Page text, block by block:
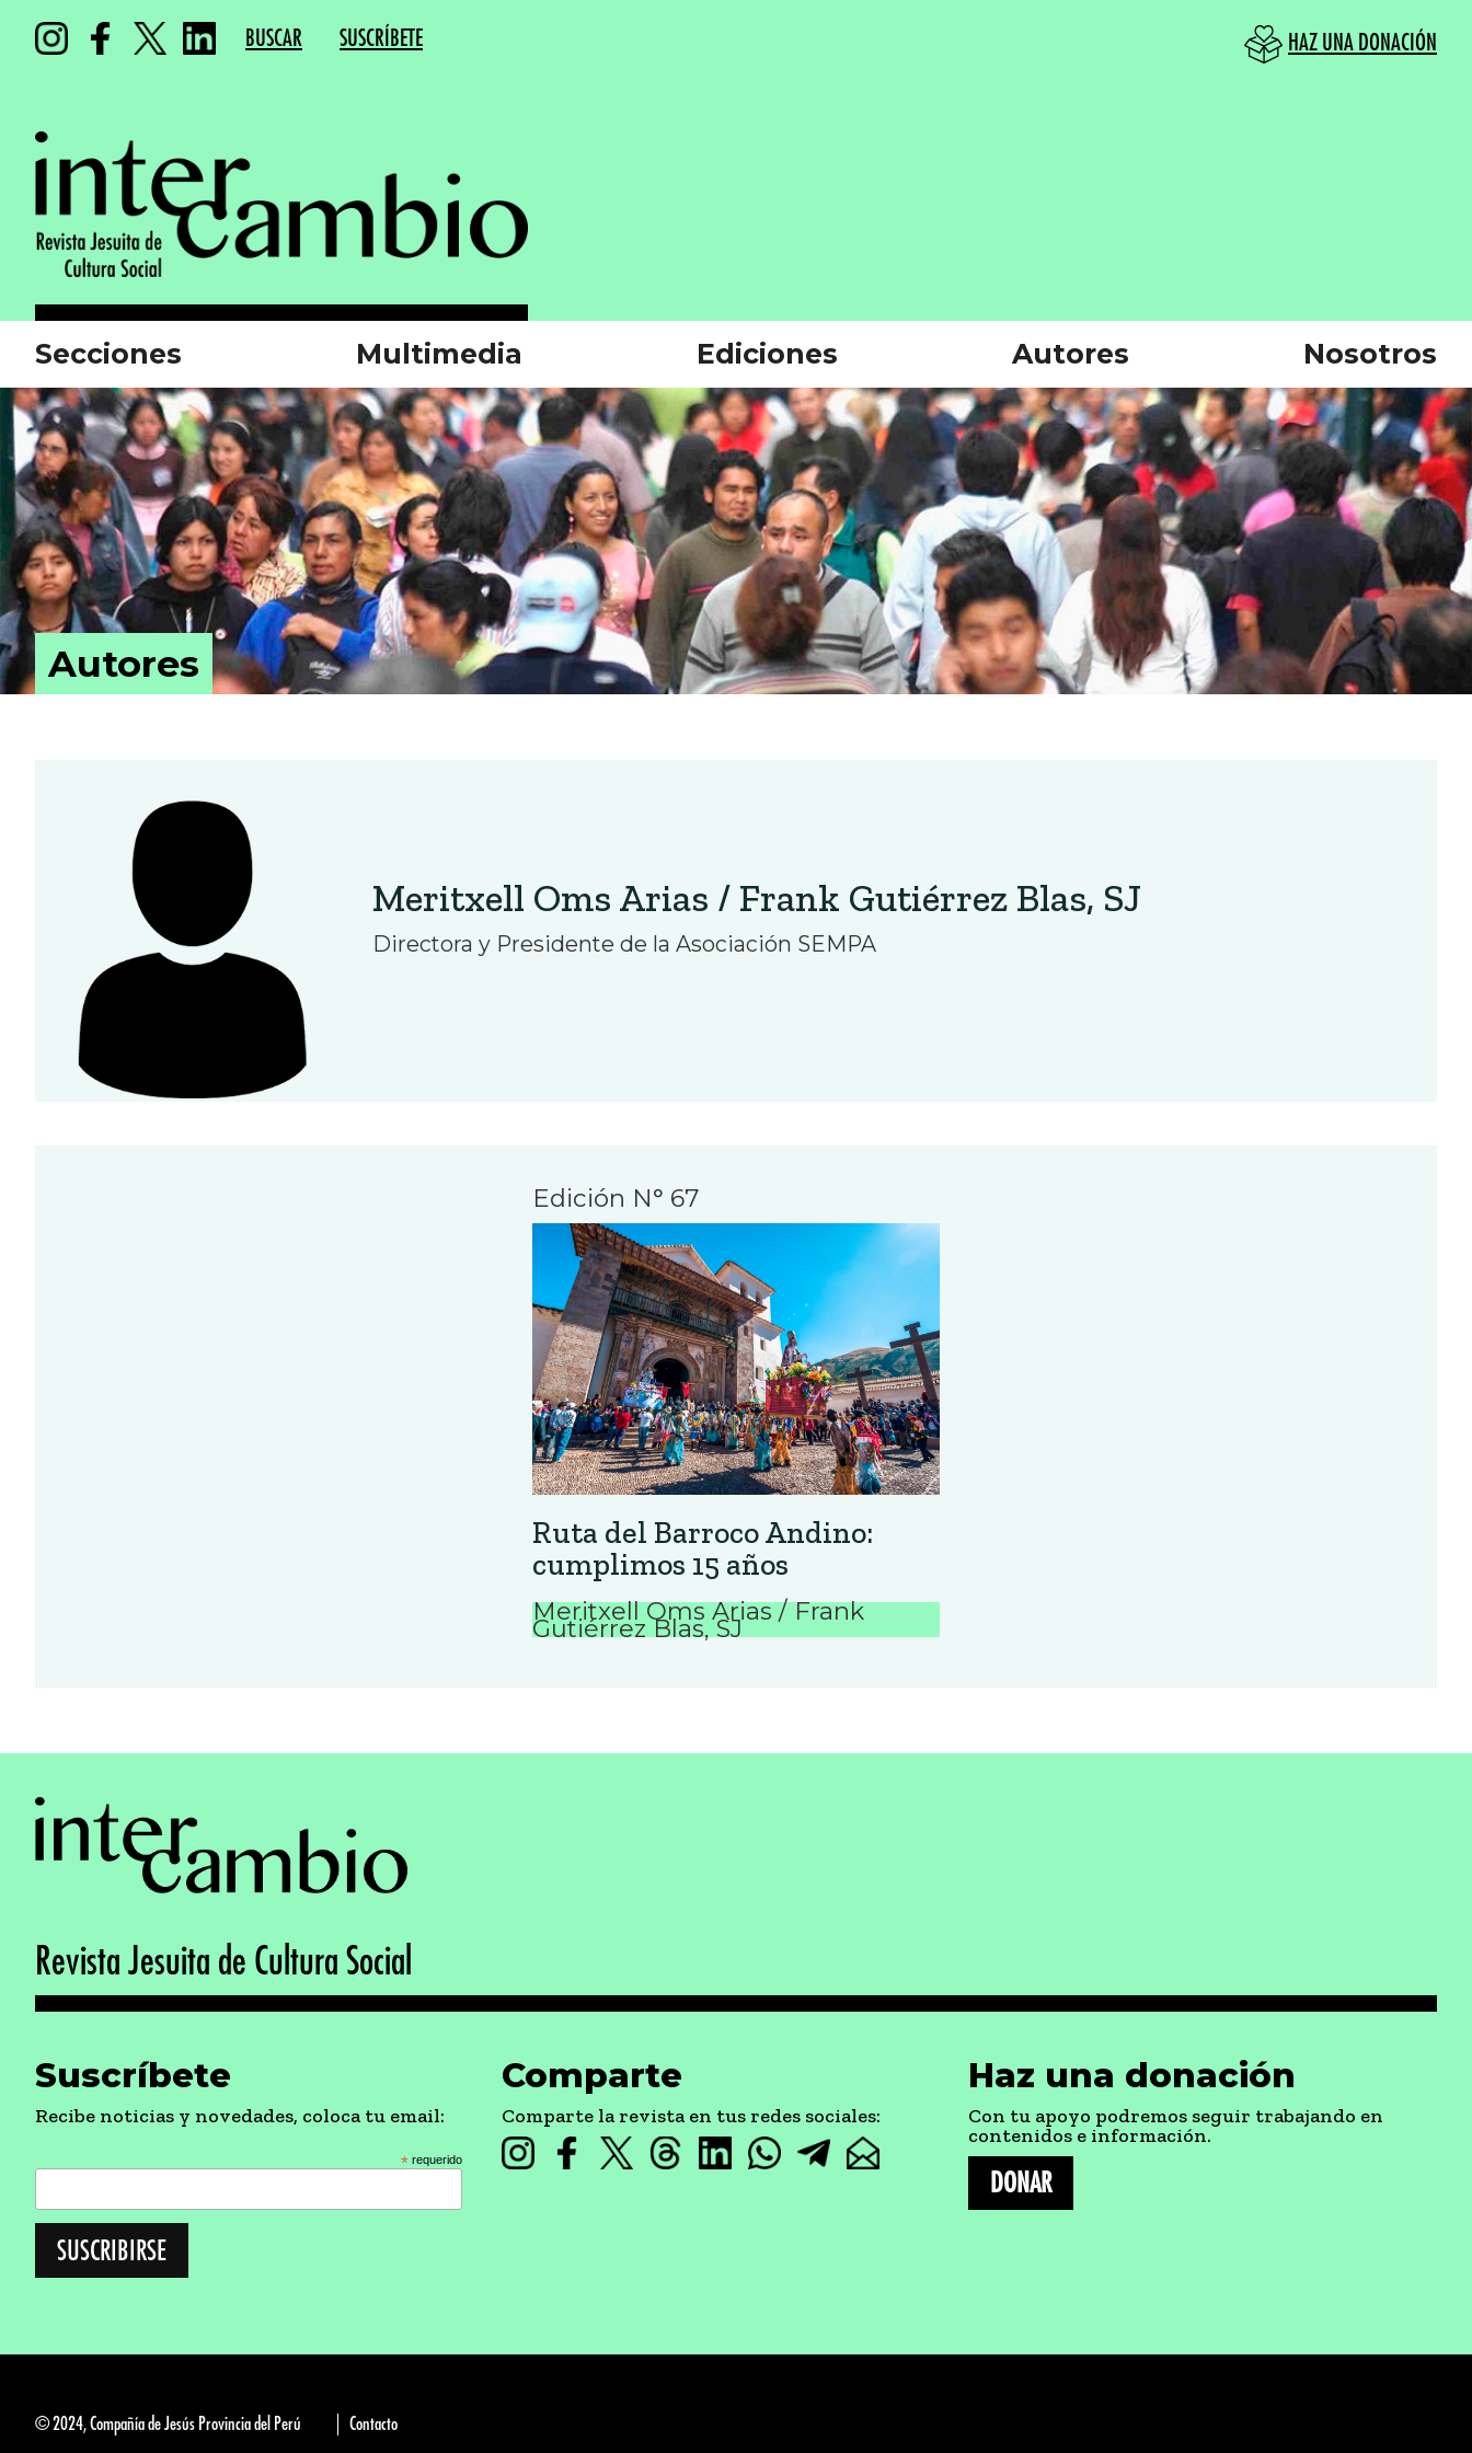
BUSCAR SUSCRÍBETE HAZ UNA DONACIÓN
Secciones Multimedia Ediciones Autores Nosotros
Autores
Meritxell Oms Arias / Frank Gutiérrez Blas, SJ
Directora y Presidente de la Asociación SEMPA
Edición N° 67
Ruta del Barroco Andino:
cumplimos 15 años
Meritxell Oms Arias / Frank
Gutiérrez Blas, SJ
Revista Jesuita de Cultura Social
Suscríbete
Recibe noticias y novedades, coloca tu email:
* requerido
Comparte
Comparte la revista en tus redes sociales:
Haz una donación
Con tu apoyo podremos seguir trabajando en
contenidos e información.
DONAR
© 2024, Compañía de Jesús Provincia del Perú Contacto